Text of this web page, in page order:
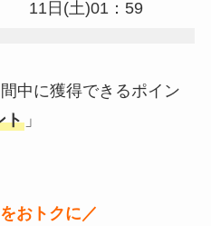
11日(土)01：59
中に獲得できるポイン
ト」
おトクに／